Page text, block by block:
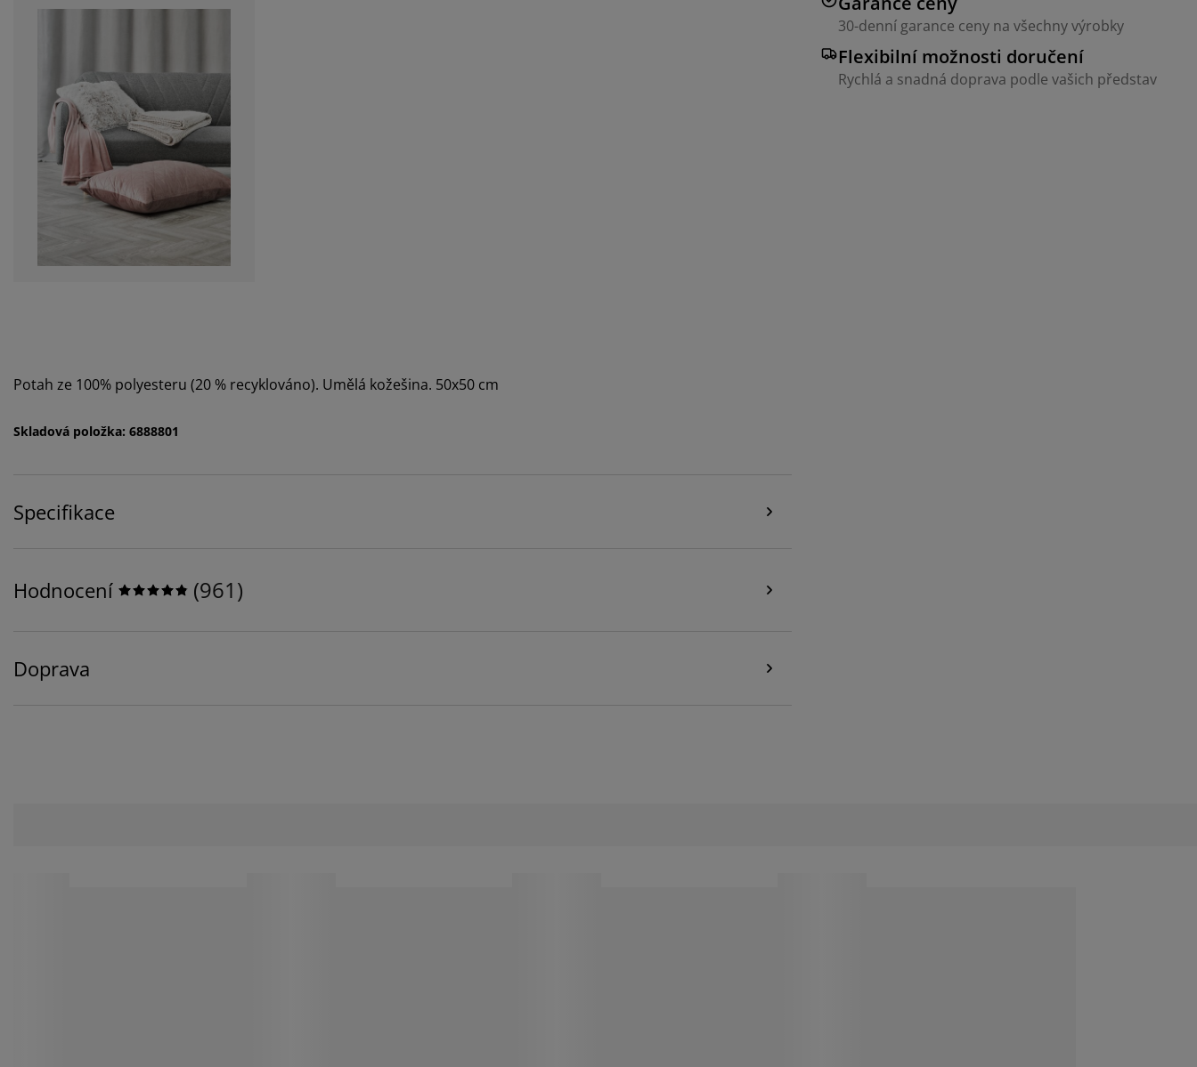
30-denní garance ceny na všechny výrobky
Flexibilní možnosti doručení
Rychlá a snadná doprava podle vašich představ
Potah ze 100% polyesteru (20 % recyklováno). Umělá kožešina. 50x50 cm
Skladová položka: 6888801
Specifikace
Hodnocení (961)
Doprava